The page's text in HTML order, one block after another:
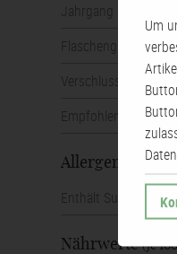
Jahrgang
Flaschengröße
Verschluss
Empfohlene
Allergene
Enthält Sulfite
Nährwerte(je
Um